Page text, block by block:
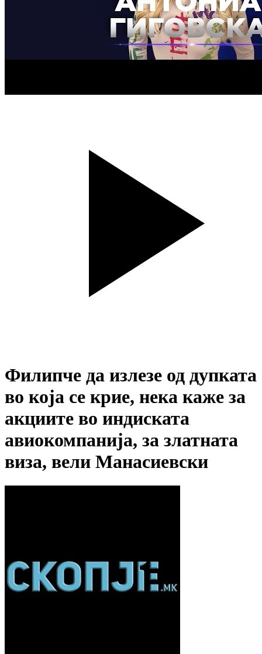
Филипче да излезе од дупката
во која се крие, нека каже за
акциите во индиската
авиокомпанија, за златната
виза, вели Манасиевски